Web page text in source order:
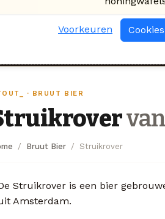
· BRUUT BIER
Bruut Bier Struikrover
Struikrover is een bier
Amsterdam.
Voorkeuren